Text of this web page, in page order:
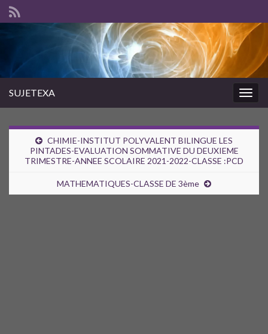
SUJETEXA
CHIMIE-INSTITUT POLYVALENT BILINGUE LES
PINTADES-EVALUATION SOMMATIVE DU DEUXIEME
TRIMESTRE-ANNEE SCOLAIRE 2021-2022-CLASSE :PCD
MATHEMATIQUES-CLASSE DE 3ème